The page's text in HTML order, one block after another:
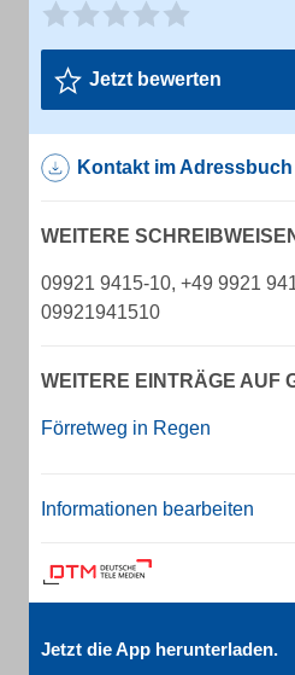
Jetzt bewerten
Kontakt im
WEITERE
09921 9415-10, +49 9921
09921941510
WEITERE EINTRÄGE AUF
Förretweg in Regen
Informationen bearbeiten
Jetzt die App herunterladen.